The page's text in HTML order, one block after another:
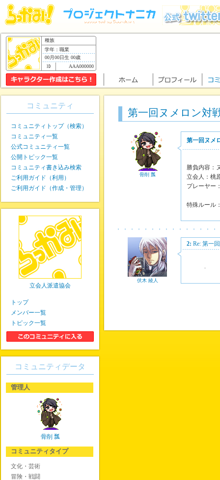
種族
学年：職業
00月00日生 00歳
AAA000000
第一回ヌメロン対
骨削 瓢
第一回ヌメ
勝負内容：
立会人：桃
プレーヤー
特殊ルール
伏木 綾人
2: Re: 第一
.
コミュニティ
コミュニティトップ（検索）
コミュニティ一覧
公式コミュニティ一覧
公開トピック一覧
コミュニティ書き込み検索
ご利用ガイド（利用）
ご利用ガイド（作成・管理）
立会人派遣協会
トップ
メンバー一覧
トピック一覧
コミュニティデータ
管理人
骨削 瓢
コミュニティタイプ
文化・芸術
冒険・戦闘